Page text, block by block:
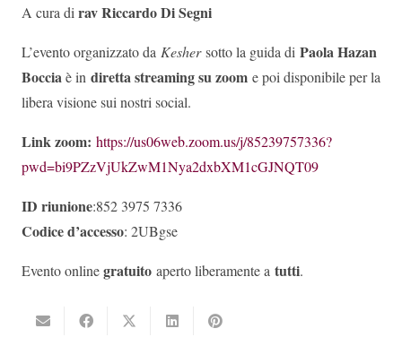
A cura dirav Riccardo Di Segni
L’evento organizzato da Keshersotto la guida di Paola Hazan
Bocciaè in diretta streaming su zoom e poi disponibile per la
libera visione sui nostri social.
Link zoom: https://us06web.zoom.us/j/85239757336?
pwd=bi9PZzVjUkZwM1Nya2dxbXM1cGJNQT09
ID riunione:852 3975 7336
Codice d’accesso: 2UBgse
Evento onlinegratuito aperto liberamente a tutti.